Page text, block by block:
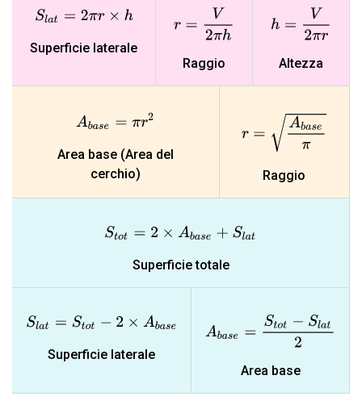
S at=2πr× h
Superficie laterale
πh
Raggio
πr
Altezza
A b a s e= πr2
Area base (Area del
cerchio)
baseπ
Raggio
S tot =2 ×Abase+ Sla t
Superficie totale
S lat =Sto −2 ×A ba se
Superficie laterale
Stot− Sl at2
Area base